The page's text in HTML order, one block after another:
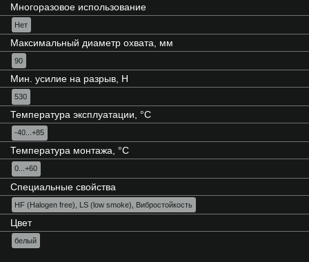
Многоразовое использование
Нет
Максимальный диаметр охвата, мм
90
Мин. усилие на разрыв, Н
530
Температура эксплуатации, °C
-40...+85
Температура монтажа, °C
0...+60
Специальные свойства
HF (Halogen free), LS (low smoke), Вибростойкость
Цвет
белый